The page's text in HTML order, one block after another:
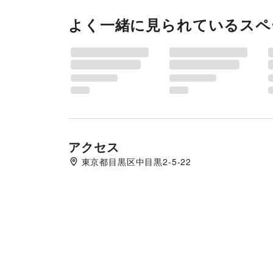
よく一緒に見られているス
アクセス
東京都目黒区中目黒2-5-22